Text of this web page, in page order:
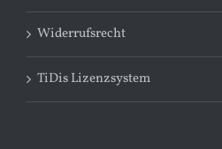
Widerrufsrecht
TiDis Lizenzsystem